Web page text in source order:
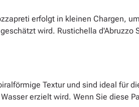
erfolgt in kleinen Chargen,
wird. Rustichella
Textur und sind ideal für
erzielt wird. Wenn Sie diese